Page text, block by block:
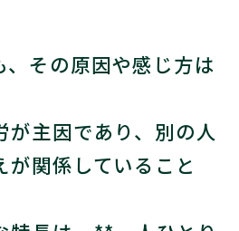
、その原因や感じ方は
が主因であり、別の人
が関係していること